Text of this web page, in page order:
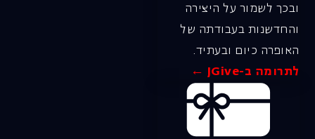
ובכך לשמור על היצירה
והחדשנות בעבודתה של
האופרה כיום ובעתיד.
לתרומה ב-JGive ←